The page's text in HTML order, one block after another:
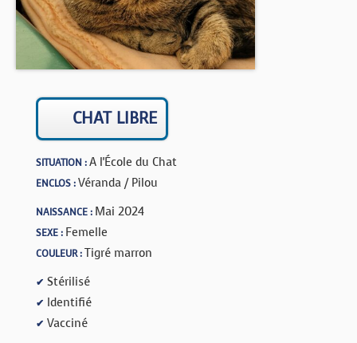
BOUTIQUE
FORUM
CHAT LIBRE
SITUATION :A l'École du Chat
ENCLOS :Véranda / Pilou
NAISSANCE : Mai 2024
SEXE : Femelle
COULEUR :Tigré marron
✔ Stérilisé
✔ Identifié
✔ Vacciné